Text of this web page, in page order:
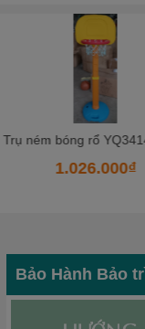
1.026.000₫
Bảo Hành Bảo